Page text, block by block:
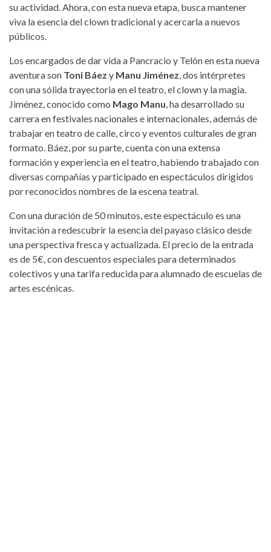
su actividad. Ahora, con esta nueva etapa, busca mantener
viva la esencia del clown tradicional y acercarla a nuevos
públicos.
Los encargados de dar vida a Pancracio y Telón en esta nueva
aventura son Toni Báez y Manu Jiménez, dos intérpretes
con una sólida trayectoria en el teatro, el clown y la magia.
Jiménez, conocido como Mago Manu, ha desarrollado su
carrera en festivales nacionales e internacionales, además de
trabajar en teatro de calle, circo y eventos culturales de gran
formato. Báez, por su parte, cuenta con una extensa
formación y experiencia en el teatro, habiendo trabajado con
diversas compañías y participado en espectáculos dirigidos
por reconocidos nombres de la escena teatral.
Con una duración de 50 minutos, este espectáculo es una
invitación a redescubrir la esencia del payaso clásico desde
una perspectiva fresca y actualizada. El precio de la entrada
es de 5€, con descuentos especiales para determinados
colectivos y una tarifa reducida para alumnado de escuelas de
artes escénicas.